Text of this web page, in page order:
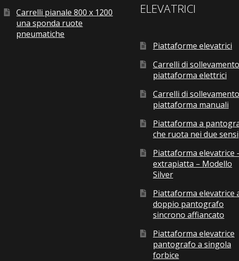
Carrelli pianale 800 x 1200
una sponda ruote
pneumatiche
ELEVATRICI
Piattaforme elevatrici
Carrelli di
piattaforma elettrici
Carrelli di
piattaforma manuali
Piattaforma a
che ruota nei due sensi
Piattaforma elevatrice
extrapiatta – Modello
Silver
Piattaforma elevatrice
doppio pantografo
sincrono affiancato
Piattaforma elevatrice
pantografo a singola
forbice